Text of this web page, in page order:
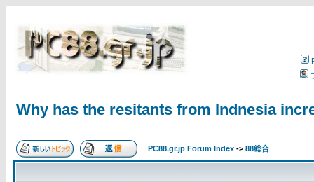
Why has the resitants from Indnesia
PC88.gr.jp Forum Index -> 88総合